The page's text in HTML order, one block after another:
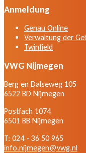
Anmeldung
Genau Online
Verwaltung der
Twinfield
VWG Nijmegen
Berg en Dalseweg 105
6522 BD Nijmegen
Postfach 1074
6501 BB Nijmegen
T: 024 - 36 50 965
info.nijmegen@vwg.nl